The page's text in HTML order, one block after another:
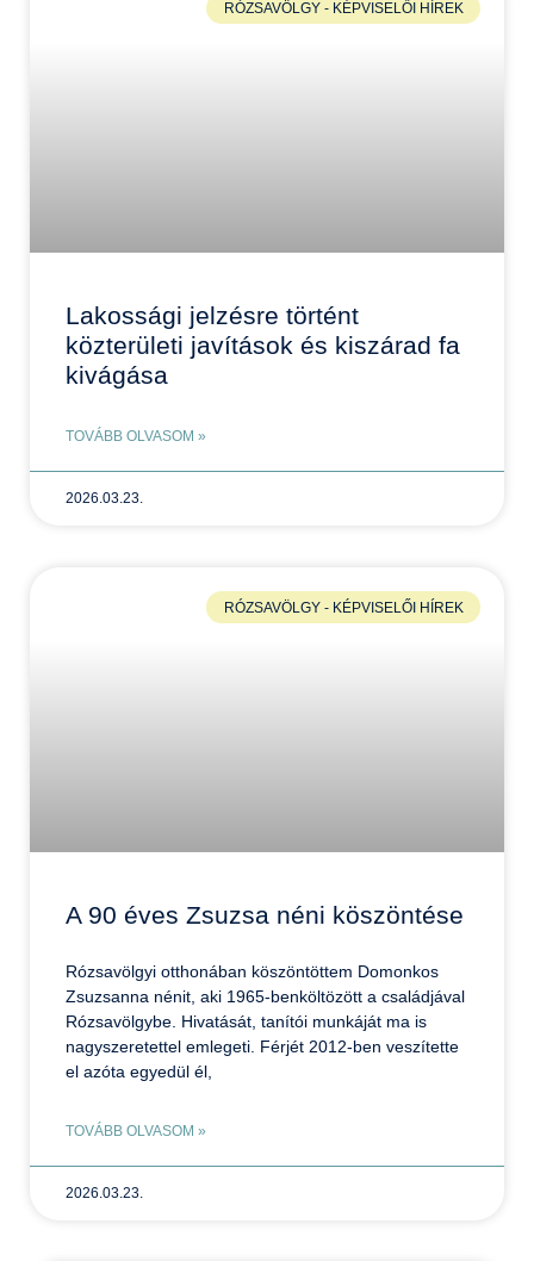
RÓZSAVÖLGY - KÉPVISELŐI HÍREK
Lakossági jelzésre történt
közterületi javítások és kiszárad fa
kivágása
TOVÁBB OLVASOM »
2026.03.23.
RÓZSAVÖLGY - KÉPVISELŐI HÍREK
A 90 éves Zsuzsa néni köszöntése
Rózsavölgyi otthonában köszöntöttem Domonkos
Zsuzsanna nénit, aki 1965-benköltözött a családjával
Rózsavölgybe. Hivatását, tanítói munkáját ma is
nagyszeretettel emlegeti. Férjét 2012-ben veszítette
el azóta egyedül él,
TOVÁBB OLVASOM »
2026.03.23.